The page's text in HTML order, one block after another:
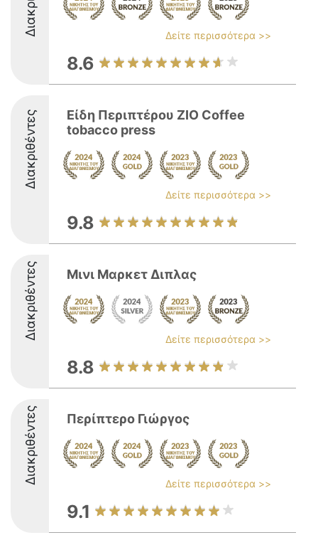
Δείτε περισσότερα >>
8.6
Διακριθέντες
Είδη Περιπτέρου ZIO Coffee
tobacco press
Δείτε περισσότερα >>
9.8
Διακριθέντες Μινι Μαρκετ Διπλας
Δείτε περισσότερα >>
8.8
Διακριθέντες Περίπτερο Γιώργος
Δείτε περισσότερα >>
9.1